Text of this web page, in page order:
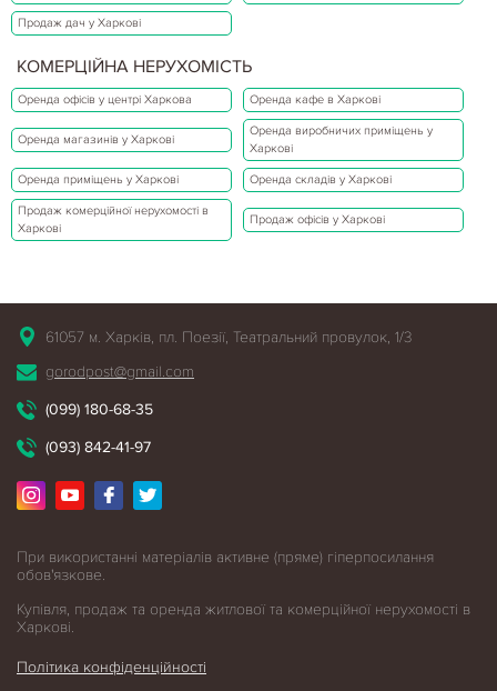
Продаж дач у Харкові
КОМЕРЦІЙНА НЕРУХОМІСТЬ
Оренда офісів у центрі Харкова Оренда кафе в Харкові
Оренда магазинів у Харкові
Оренда виробничих приміщень у
Харкові
Оренда приміщень у Харкові Оренда складів у Харкові
Продаж комерційної нерухомості в
Харкові
Продаж офісів у Харкові
61057 м. Харків, пл. Поезії, Театральний провулок, 1/3
gorodpost@gmail.com
(099) 180-68-35
(093) 842-41-97
При використанні матеріалів активне (пряме) гіперпосилання
обов'язкове.
Купівля, продаж та оренда житлової та комерційної нерухомості в
Харкові.
Політика конфіденційності